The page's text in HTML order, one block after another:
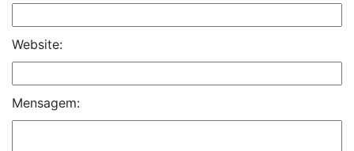
Website:
Mensagem: